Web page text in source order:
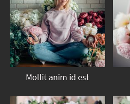
Mollit anim id est